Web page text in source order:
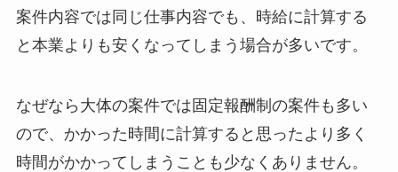
案件内容では同じ仕事内容でも、時給に計算する
と本業よりも安くなってしまう場合が多いです。
なぜなら大体の案件では固定報酬制の案件も多い
ので、かかった時間に計算すると思ったより多く
時間がかかってしまうことも少なくありません。